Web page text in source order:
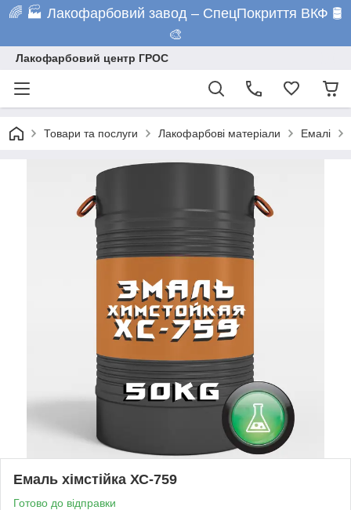
🌈 🏭 Лакофарбовий завод – СпецПокриття ВКФ 🛢️
🎨
Лакофарбовий центр ГРОС
Товари та послуги Лакофарбові матеріали Емалі
Емаль хімстійка ХС-759
Готово до відправки